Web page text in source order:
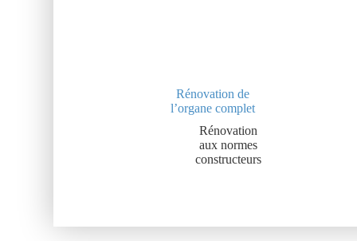
Rénovation de
l’organe complet
Rénovation
aux normes
constructeurs